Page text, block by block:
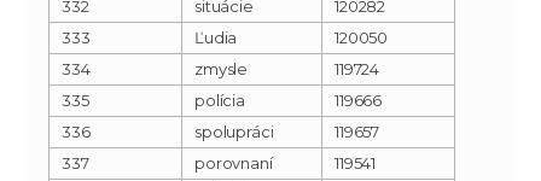
332
situácie
120282
333
Ľudia
120050
334
zmysle
119724
335
polícia
119666
336
spolupráci
119657
337
porovnaní
119541